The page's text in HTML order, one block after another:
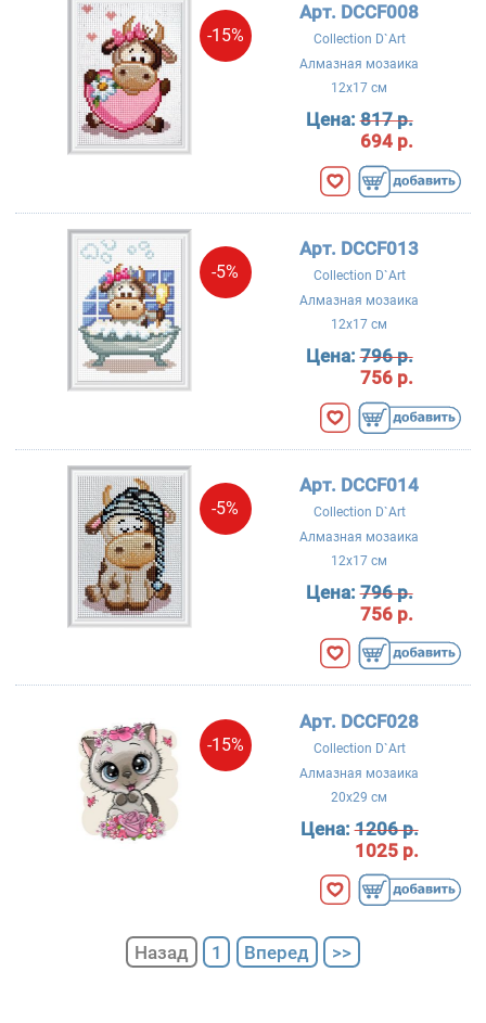
-15%
Арт. DCCF008
Collection D`Art
Алмазная мозаика
12x17 см
Цена:817 р.
694 р.
-5%
Арт. DCCF013
Collection D`Art
Алмазная мозаика
12x17 см
Цена:796 р.
756 р.
-5%
Арт. DCCF014
Collection D`Art
Алмазная мозаика
12x17 см
Цена:796 р.
756 р.
-15%
Арт. DCCF028
Collection D`Art
Алмазная мозаика
20x29 см
Цена:1206 р.
1025 р.
Назад 1 Вперед >>